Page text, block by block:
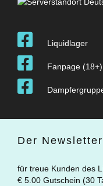
Liquidlager
Fanpage (18+)
Der Newsletter
für treue Kunden des
€ 5.00 Gutschein (30